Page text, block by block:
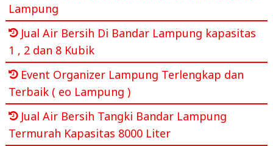
Lampung
Jual Air Bersih Di Bandar Lampung kapasitas
1 , 2 dan 8 Kubik
Event Organizer Lampung Terlengkap dan
Terbaik ( eo Lampung )
Jual Air Bersih Tangki Bandar Lampung
Termurah Kapasitas 8000 Liter